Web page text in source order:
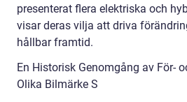
presenterat flera elektriska och
visar deras vilja att driva
hållbar framtid.
En Historisk Genomgång av För-
Olika Bilmärke S